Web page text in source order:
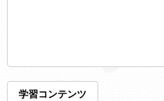
学習コンテンツ